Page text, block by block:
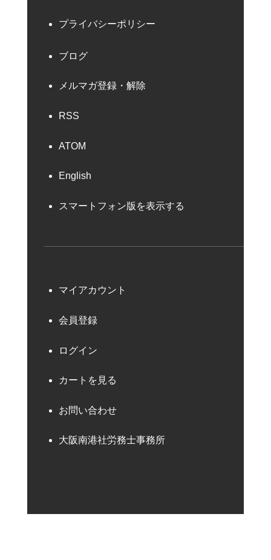
プライバシーポリシー
ブログ
メルマガ登録・解除
RSS
ATOM
English
スマートフォン版を表示する
マイアカウント
会員登録
ログイン
カートを見る
お問い合わせ
大阪南港社労務士事務所